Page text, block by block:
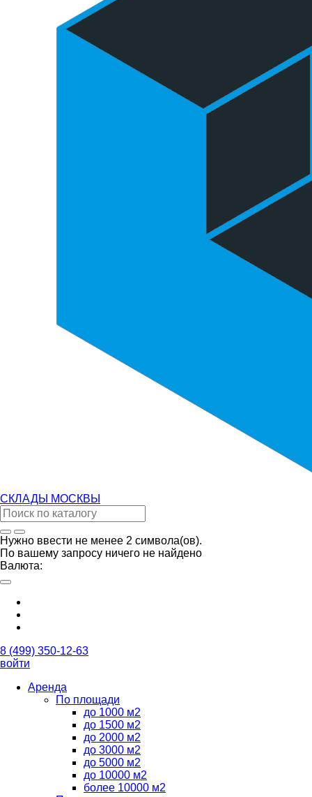
СКЛАДЫ МОСКВЫ
Нужно ввести не менее 2 символа(ов).
По вашему запросу ничего не найдено
Валюта:
8 (499) 350-12-63
войти
Аренда
По площади
до 1000 м2
до 1500 м2
до 2000 м2
до 3000 м2
до 5000 м2
до 10000 м2
более 10000 м2